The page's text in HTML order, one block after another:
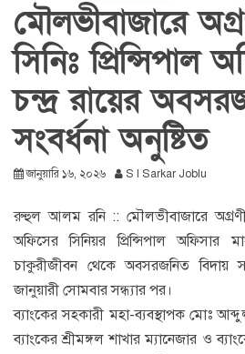
মৌলভীবাজারে
সিনিঃ প্রিন্সিপাল
চন্দ্র রায়ের
সংবর্ধনা অনুষ্টিত
জানুয়ারি ১৬, ২০২৬ S I Sarkar Joblu
রুহুল আলম রনি :: মৌলভীবাজারে
অফিসের সিনিয়র প্রিন্সিপাল অফিসার
চাকুরীজীবন থেকে অবসরজনিত বিদায়
জানুয়ারী সোমবার সন্ধ্যার পর।
ব্যাংকের সহকারী মহা-ব্যবস্থাপক মোঃ
ব্যাংকের শ্রীমঙ্গল শাখার ম্যানেজার ও